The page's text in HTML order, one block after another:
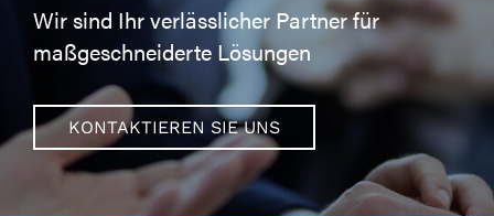
Wir sind Ihr verlässlicher Partner für
maßgeschneiderte Lösungen
KONTAKTIEREN SIE UNS